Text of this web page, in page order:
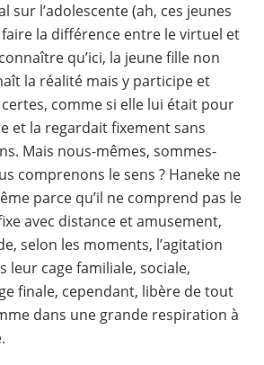
sur l’adolescente (ah, ces jeunes
la différence entre le virtuel et
qu’ici, la jeune fille non
la réalité mais y participe et
certes, comme si elle lui était pour
et la regardait fixement sans
Mais nous-mêmes, sommes-
comprenons le sens ? Haneke ne
parce qu’il ne comprend pas le
avec distance et amusement,
selon les moments, l’agitation
leur cage familiale, sociale,
finale, cependant, libère de tout
dans une grande respiration à